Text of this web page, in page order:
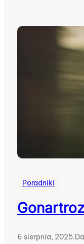
Poradniki
6 sierpnia, 2025.